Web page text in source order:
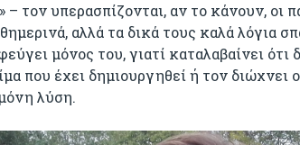
– τον υπερασπίζονται, αν το κάνουν, οι
αλλά τα δικά τους καλά λόγια
μόνος του, γιατί καταλαβαίνει ότι
που έχει δημιουργηθεί ή τον διώχνει
λύση.